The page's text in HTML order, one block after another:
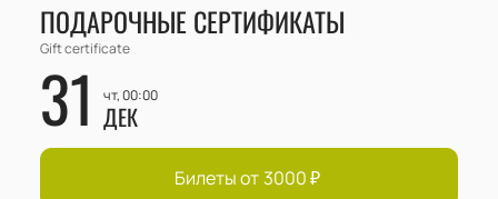
ПОДАРОЧНЫЕ СЕРТИФИКАТЫ
Gift certificate
31 чт, 00:00
ДЕК
Билеты от 3000₽